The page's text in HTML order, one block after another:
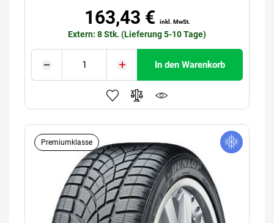
163,43 € inkl. MwSt.
Extern: 8 Stk. (Lieferung 5-10 Tage)
In den Warenkorb
Premiumklasse